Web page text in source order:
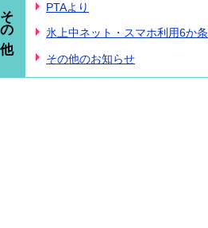
その他 PTAより
氷上中ネット・スマホ利用6か条
その他のお知らせ